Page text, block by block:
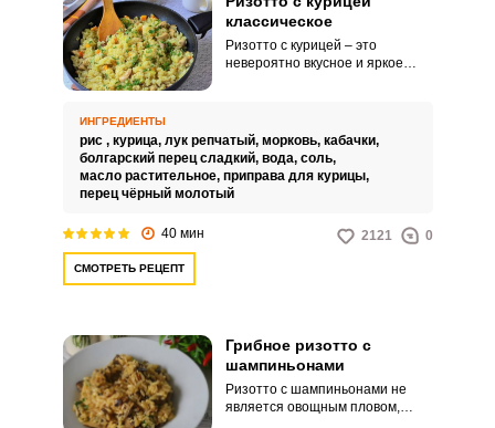
классическое
Ризотто с курицей – это
невероятно вкусное и яркое
приготовить в домашних
условиях.
ИНГРЕДИЕНТЫ
рис , курица, лук репчатый, морковь, кабачки,
болгарский перец сладкий, вода, соль,
масло растительное, приправа для курицы,
перец чёрный молотый
40 мин 2121 0
СМОТРЕТЬ РЕЦЕПТ
Грибное ризотто с
шампиньонами
Ризотто с шампиньонами не
является овощным пловом,